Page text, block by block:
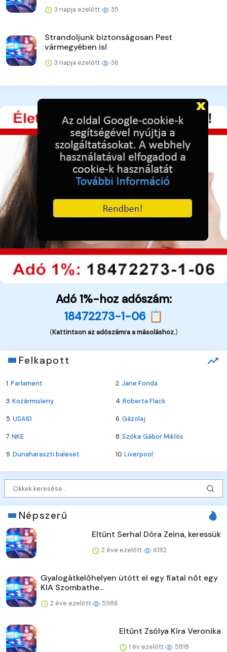
3 napja ezelőtt 35
Strandoljunk biztonságosan Pest
vármegyében is!
3 napja ezelőtt 36
Adó 1%-hoz adószám:
18472273-1-06 📋
(Kattintson az adószámra a másoláshoz.)
Felkapott
1.Parlament 2.Jane Fonda
3.Kozármisleny 4.Roberta Flack
5.USAID 6.Gázolaj
7.NKE 8.Szőke Gábor Miklós
9.Dunaharaszti baleset 10.Liverpool
Népszerű
Eltűnt Serhal Dóra Zeina, keressük
2 éve ezelőtt 6192
Gyalogátkelőhelyen ütött el egy fiatal nőt egy
KIA Szombathe...
2 éve ezelőtt 5986
Eltűnt Zsólya Kíra Veronika
1 év ezelőtt 5818